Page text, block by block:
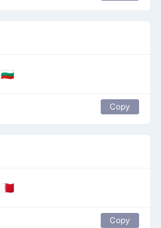
🇧🇬
Copy
🇧🇭
Copy